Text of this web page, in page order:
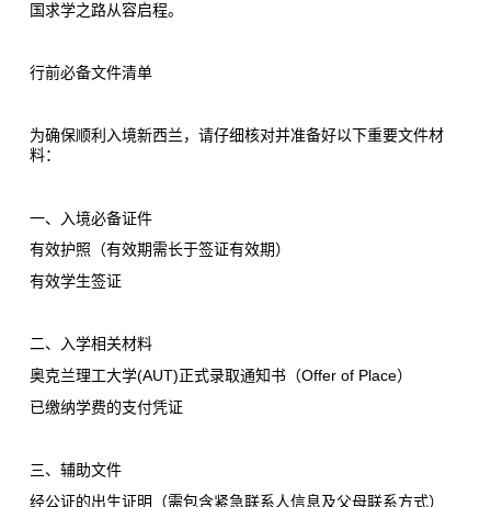
国求学之路从容启程。
行前必备文件清单
为确保顺利入境新西兰，请仔细核对并准备好以下重要文件材
料：
一、入境必备证件
有效护照（有效期需长于签证有效期）
有效学生签证
二、入学相关材料
奥克兰理工大学(AUT)正式录取通知书（Offer of Place）
已缴纳学费的支付凭证
三、辅助文件
经公证的出生证明（需包含紧急联系人信息及父母联系方式）